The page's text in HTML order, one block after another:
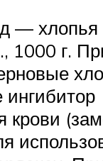
— хлопья
1000 г.
крови